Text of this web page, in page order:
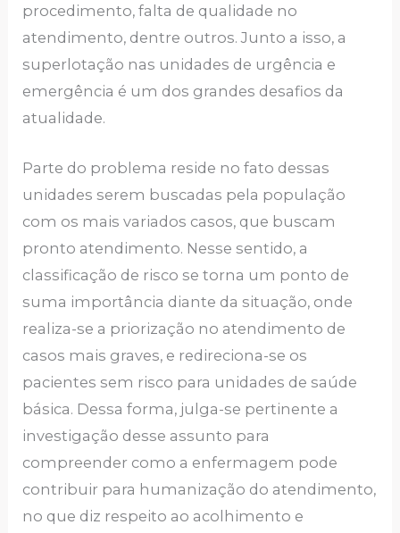
procedimento, falta de qualidade no
atendimento, dentre outros. Junto a isso, a
superlotação nas unidades de urgência e
emergência é um dos grandes desafios da
atualidade.
Parte do problema reside no fato dessas
unidades serem buscadas pela população
com os mais variados casos, que buscam
pronto atendimento. Nesse sentido, a
classificação de risco se torna um ponto de
suma importância diante da situação, onde
realiza-se a priorização no atendimento de
casos mais graves, e redireciona-se os
pacientes sem risco para unidades de saúde
básica. Dessa forma, julga-se pertinente a
investigação desse assunto para
compreender como a enfermagem pode
contribuir para humanização do atendimento,
no que diz respeito ao acolhimento e